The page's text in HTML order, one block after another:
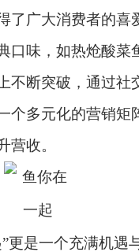
了广大消费者的喜
口味，如热炝酸菜
不断突破，通过社
个多元化的营销矩
营收。
更是一个充满机遇